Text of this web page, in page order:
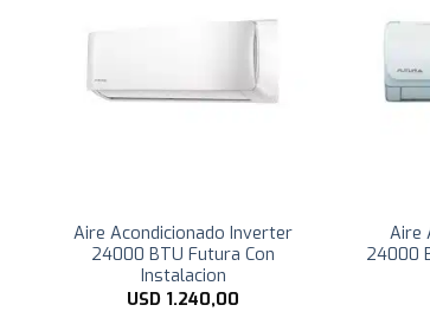
Aire Acondicionado Inverter
24000 BTU Futura Con
Instalacion
USD 1.240,00
Aire
24000